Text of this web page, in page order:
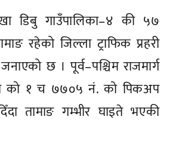
डिबु गाउँपालिका–४ की ५७
रहेको जिल्ला ट्राफिक प्रहरी
छ । पूर्व–पश्चिम राजमार्ग
को १ च ७७०५ नं. को पिकअप
तामाङ गम्भीर घाइते भएकी